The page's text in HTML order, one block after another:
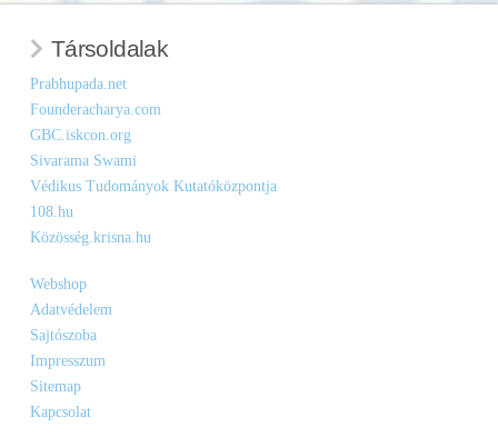
Társoldalak
Prabhupada.net
Founderacharya.com
GBC.iskcon.org
Sivarama Swami
Védikus Tudományok Kutatóközpontja
108.hu
Közösség.krisna.hu
Webshop
Adatvédelem
Sajtószoba
Impresszum
Sitemap
Kapcsolat